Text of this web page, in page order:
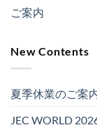
ご案内
New Contents
夏季休業のご案
JEC WORLD